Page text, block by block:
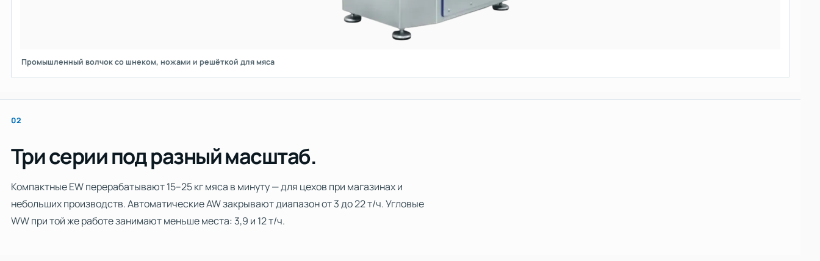
Промышленный волчок со шнеком, ножами и решёткой для мяса
02
Три серии под разный масштаб.
Компактные EW перерабатывают 15–25 кг мяса в минуту — для цехов при магазинах и
небольших производств. Автоматические AW закрывают диапазон от 3 до 22 т/ч. Угловые
WW при той же работе занимают меньше места: 3,9 и 12 т/ч.